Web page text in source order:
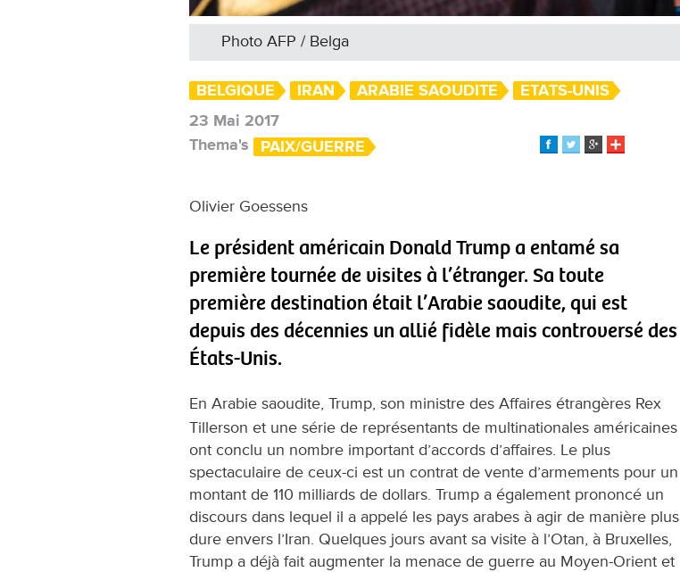
Photo AFP / Belga
BELGIQUE IRAN ARABIE SAOUDITE
ETATS-UNIS
23 Mai 2017
Thema's
PAIX/GUERRE
Olivier Goessens
Le président américain Donald Trump a entamé sa
première tournée de visites à l’étranger. Sa toute
première destination était l’Arabie saoudite, qui est
depuis des décennies un allié fidèle mais controversé des
États-Unis.
En Arabie saoudite, Trump, son ministre des Affaires étrangères Rex
Tillerson et une série de représentants de multinationales américaines
ont conclu un nombre important d’accords d’affaires. Le plus
spectaculaire de ceux-ci est un contrat de vente d’armements pour un
montant de 110 milliards de dollars. Trump a également prononcé un
discours dans lequel il a appelé les pays arabes à agir de manière plus
dure envers l’Iran. Quelques jours avant sa visite à l’Otan, à Bruxelles,
Trump a déjà fait augmenter la menace de guerre au Moyen-Orient et